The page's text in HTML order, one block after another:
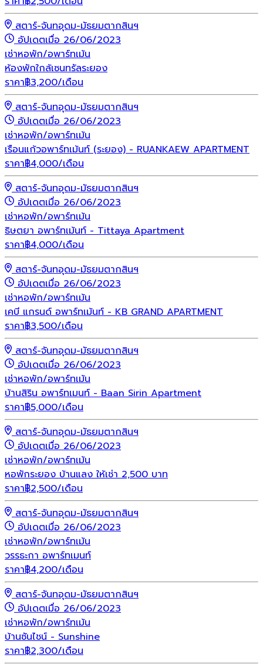
สตาร์-จันทอุดม-มัธยมตากสินฯ
อัปเดตเมื่อ 26/06/2023
เช่าหอพัก/อพาร์ทเม้น
ห้องพักใกล้เซนทรัลระยอง
ราคา฿3,200/เดือน
สตาร์-จันทอุดม-มัธยมตากสินฯ
อัปเดตเมื่อ 26/06/2023
เช่าหอพัก/อพาร์ทเม้น
เรือนแก้วอพาร์ทเม้นท์ (ระยอง) - RUANKAEW APARTMENT
ราคา฿4,000/เดือน
สตาร์-จันทอุดม-มัธยมตากสินฯ
อัปเดตเมื่อ 26/06/2023
เช่าหอพัก/อพาร์ทเม้น
ธิษตยา อพาร์ทเม้นท์ - Tittaya Apartment
ราคา฿4,000/เดือน
สตาร์-จันทอุดม-มัธยมตากสินฯ
อัปเดตเมื่อ 26/06/2023
เช่าหอพัก/อพาร์ทเม้น
เคบี แกรนด์ อพาร์ทเม้นท์ - KB GRAND APARTMENT
ราคา฿3,500/เดือน
สตาร์-จันทอุดม-มัธยมตากสินฯ
อัปเดตเมื่อ 26/06/2023
เช่าหอพัก/อพาร์ทเม้น
บ้านสิริน อพาร์ทเมนท์ - Baan Sirin Apartment
ราคา฿5,000/เดือน
สตาร์-จันทอุดม-มัธยมตากสินฯ
อัปเดตเมื่อ 26/06/2023
เช่าหอพัก/อพาร์ทเม้น
หอพักระยอง บ้านแลง ให้เช่า 2,500 บาท
ราคา฿2,500/เดือน
สตาร์-จันทอุดม-มัธยมตากสินฯ
อัปเดตเมื่อ 26/06/2023
เช่าหอพัก/อพาร์ทเม้น
วรรธะกา อพาร์ทเมนท์
ราคา฿4,200/เดือน
สตาร์-จันทอุดม-มัธยมตากสินฯ
อัปเดตเมื่อ 26/06/2023
เช่าหอพัก/อพาร์ทเม้น
บ้านซันไชน์ - Sunshine
ราคา฿2,300/เดือน